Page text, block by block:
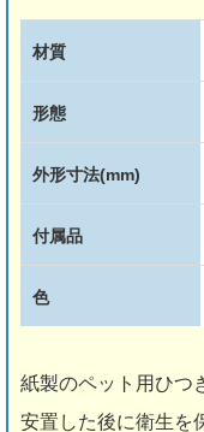
材質
形態
外形寸法(mm)
付属品
色
紙製のペット用ひつ
安置した後に衛生を